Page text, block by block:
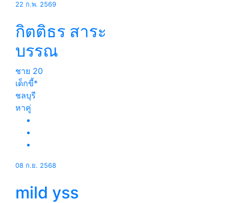
22 ก.พ. 2569
กิตติธร สาระ
บรรณ
ชาย 20
เด็กขี้*
ชลบุรี
หาคู่
08 ก.ย. 2568
mild yss